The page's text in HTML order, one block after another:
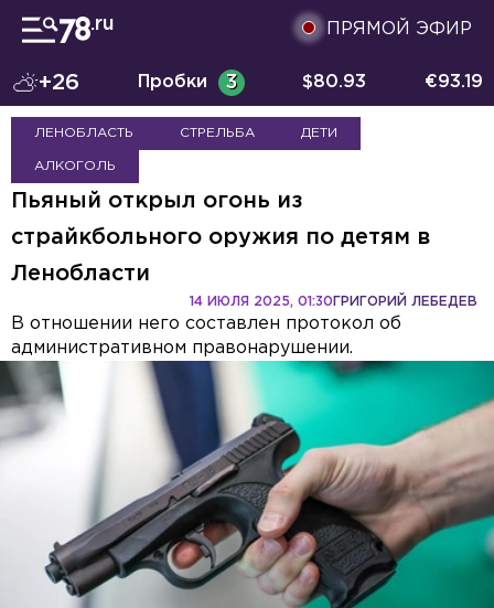
ПРЯМОЙ ЭФИР
+26 Пробки 3 $80.93 €93.19
ЛЕНОБЛАСТЬ СТРЕЛЬБА ДЕТИ
АЛКОГОЛЬ
Пьяный открыл огонь из
страйкбольного оружия по детям в
Ленобласти
ГРИГОРИЙ ЛЕБЕДЕВ
14 ИЮЛЯ 2025, 01:30
В отношении него составлен протокол об
административном правонарушении.